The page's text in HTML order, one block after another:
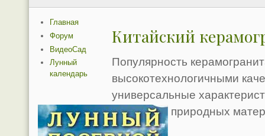
Китайский
Популярность
высокотехнологичными
универсальные
известных природных
Главная
Форум
ВидеоСад
Лунный
календарь